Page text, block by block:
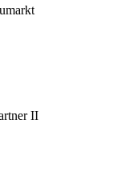
II